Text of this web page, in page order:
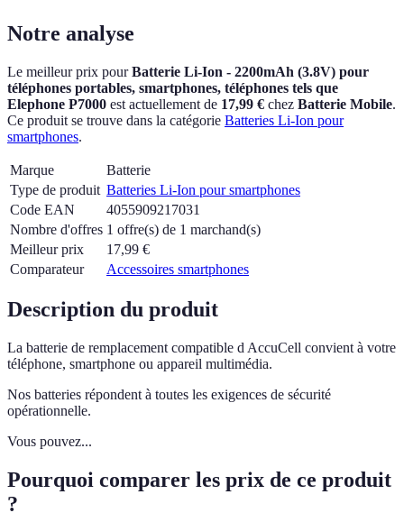
Notre analyse
Le meilleur prix pourBatterie Li-Ion - 2200mAh (3.8V) pour
téléphones portables, smartphones, téléphones tels que
Elephone P7000 est actuellement de 17,99 € chez Batterie Mobile.
Ce produit se trouve dans la catégorie Batteries Li-Ion pour
smartphones.
Marque
Batterie
Type de produit Batteries Li-Ion pour smartphones
Code EAN
4055909217031
Nombre d'offres 1 offre(s) de 1 marchand(s)
Meilleur prix
17,99 €
Comparateur
Accessoires smartphones
Description du produit
La batterie de remplacement compatible d AccuCell convient à votre
téléphone, smartphone ou appareil multimédia.
Nos batteries répondent à toutes les exigences de sécurité
opérationnelle.
Vous pouvez...
Pourquoi comparer les prix de ce produit
?